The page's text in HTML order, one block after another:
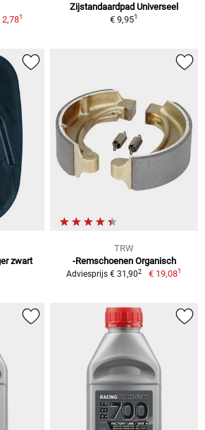
2,781
Zijstandaardpad Universeel
€ 9,951
zwart
TRW
-Remschoenen Organisch
Adviesprijs € 31,902 € 19,081